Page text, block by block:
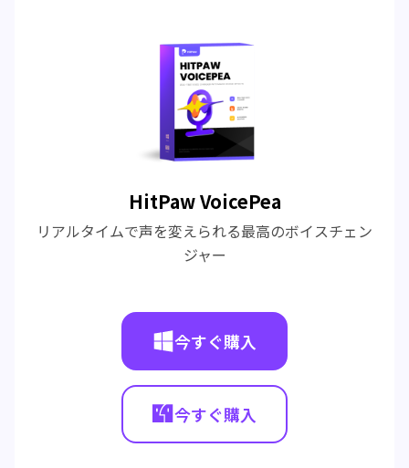
HitPaw VoicePea
リアルタイムで声を変えられる最高のボイスチェン
ジャー
今すぐ購入
今すぐ購入